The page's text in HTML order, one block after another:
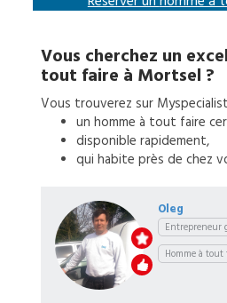
Vous cherchez un
tout faire à Mortsel ?
Vous trouverez sur
un homme à tout faire
disponible rapidement,
qui habite près de chez
Oleg
Entrepreneur
Homme à tout